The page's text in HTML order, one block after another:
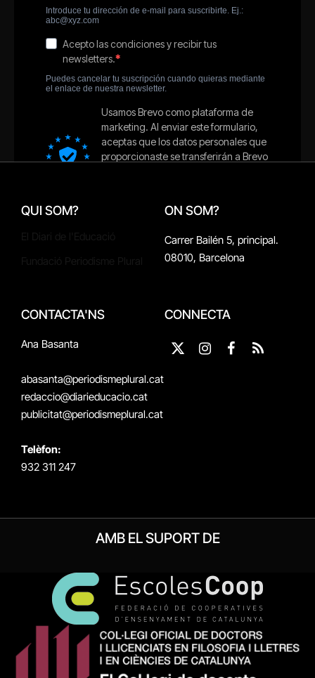
QUI SOM? ON SOM?
Carrer Bailén 5, principal.
08010, Barcelona
CONTACTA'NS
Ana Basanta
abasanta@periodismeplural.cat
redaccio@diarieducacio.cat
publicitat@periodismeplural.cat
Telèfon:
932 311 247
CONNECTA
X
InstagramFacebook
RSS
AMB EL SUPORT DE